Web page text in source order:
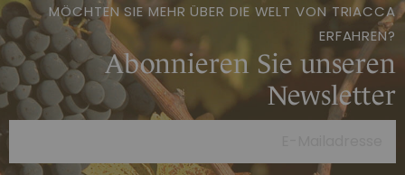
MÖCHTEN SIE MEHR ÜBER DIE WELT VON TRIACCA
ERFAHREN?
Abonnieren Sie unseren
Newsletter